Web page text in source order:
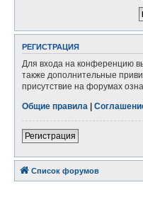
РЕГИСТРАЦИЯ
Для входа на конференцию
также дополнительные
присутствие на форумах
Общие правила |
Регистрация
Список форумов